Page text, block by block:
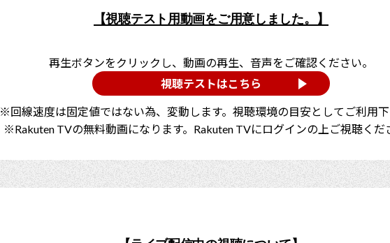
【視聴テスト用動画をご用意しました。】
再生ボタンをクリックし、動画の再生、音声をご確認ください。
視聴テストはこちら
※回線速度は固定値ではない為、変動します。視聴環境の目安としてご利用下
※Rakuten TVの無料動画になります。Rakuten TVにログインの上ご視聴くだ